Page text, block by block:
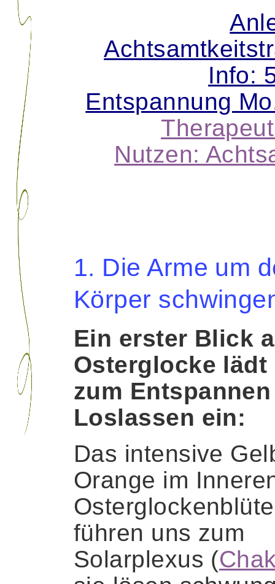
Info:
Entspannung
Nutzen:
1. Die Arme um
Körper
Ein erster Blick
Osterglocke lädt
zum
Loslassen ein:
Das intensive
Orange im
Osterglockenblüte
führen uns zum
Solarplexus (